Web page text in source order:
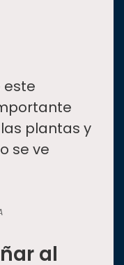
este
plantas y
se ve
al